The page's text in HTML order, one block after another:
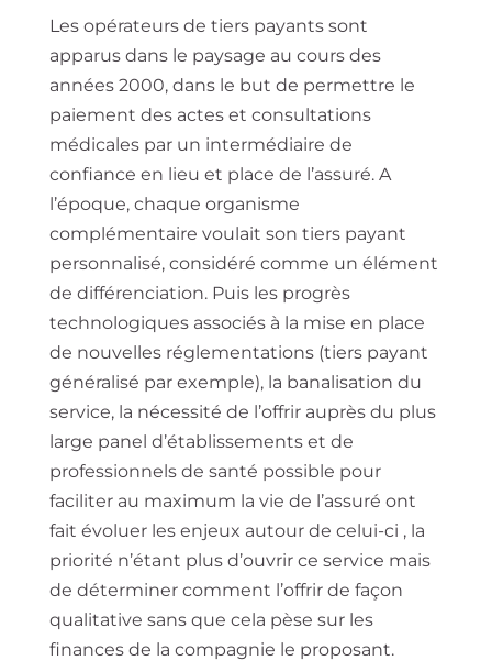
Les opérateurs de tiers payants sont
apparus dans le paysage au cours des
années 2000, dans le but de permettre le
paiement des actes et consultations
médicales par un intermédiaire de
confiance en lieu et place de l’assuré. A
l’époque, chaque organisme
complémentaire voulait son tiers payant
personnalisé, considéré comme un élément
de différenciation. Puis les progrès
technologiques associés à la mise en place
de nouvelles réglementations (tiers payant
généralisé par exemple), la banalisation du
service, la nécessité de l’offrir auprès du plus
large panel d’établissements et de
professionnels de santé possible pour
faciliter au maximum la vie de l’assuré ont
fait évoluer les enjeux autour de celui-ci , la
priorité n’étant plus d’ouvrir ce service mais
de déterminer comment l’offrir de façon
qualitative sans que cela pèse sur les
finances de la compagnie le proposant.